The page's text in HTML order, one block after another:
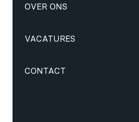
OVER ONS
VACATURES
CONTACT